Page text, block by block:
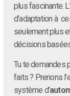
plus fascinante.
d’adaptation à
seulement plus
décisions
Tu te demandes
faits ? Prenons
système d’